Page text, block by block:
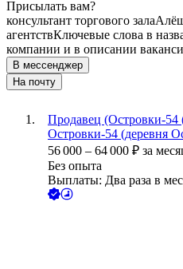
Присылать вам?
консультант торгового зала
агентствКлючевые слова в
компании и в описании
В мессенджер
На почту
Продавец (Островки-54
Островки-54 (деревня
56 000 – 64 000 ₽ за
Без опыта
Выплаты: Два раза в